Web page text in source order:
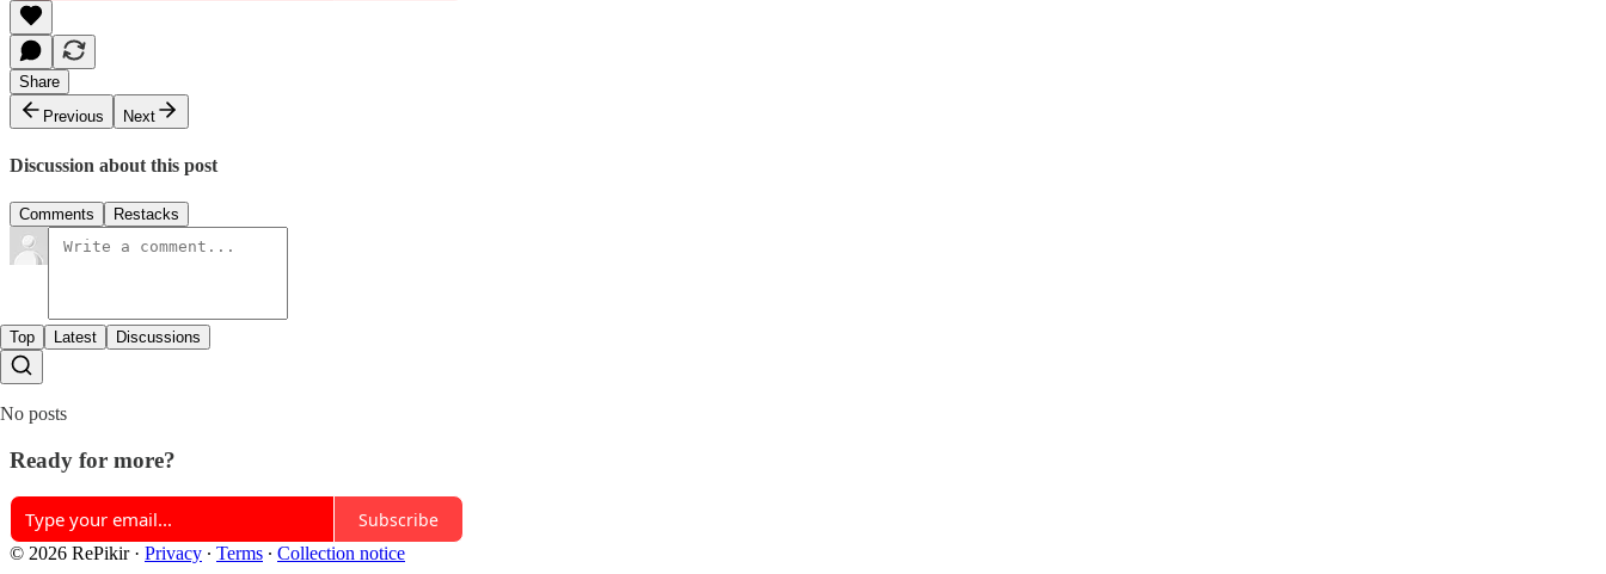
Share
Previous
Next
Discussion about this post
Comments Restacks
Top Latest Discussions
No posts
Ready for more?
Subscribe
© 2026 RePikir· Privacy ∙ Terms ∙ Collection notice